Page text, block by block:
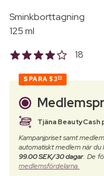
Sminkborttagning
125 ml
18
SPARA 5300
Tjäna BeautyCash
Kampanjpriset samt
automatiskt medlem när du
99.00 SEK/30 dagar. De
medlemsfördelarna.